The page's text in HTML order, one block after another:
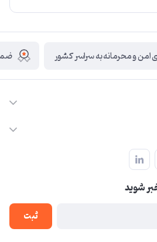
امن و محرمانه به سراسر کشور
، حرم مطهر رضوی ، فلکه آب ، بازار
شوید
ثبت